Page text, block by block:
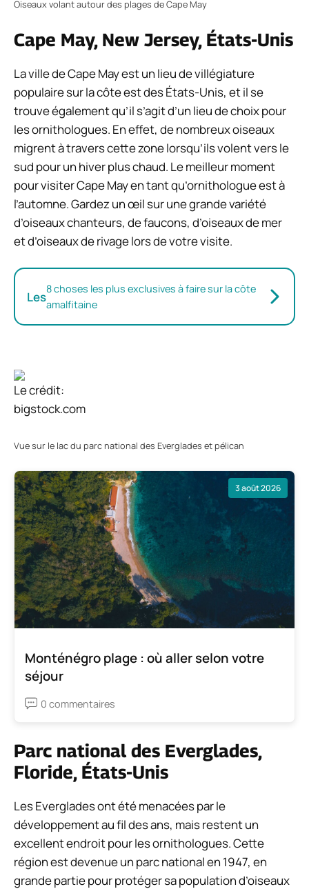
Oiseaux volant autour des plages de Cape May
Cape May, New Jersey, États-Unis
La ville de Cape May est un lieu de villégiature
populaire sur la côte est des États-Unis, et il se
trouve également qu’il s’agit d’un lieu de choix pour
les ornithologues. En effet, de nombreux oiseaux
migrent à travers cette zone lorsqu’ils volent vers le
sud pour un hiver plus chaud. Le meilleur moment
pour visiter Cape May en tant qu’ornithologue est à
l’automne. Gardez un œil sur une grande variété
d’oiseaux chanteurs, de faucons, d’oiseaux de mer
et d’oiseaux de rivage lors de votre visite.
Les8 choses les plus exclusives à faire sur la côte
amalfitaine
Le crédit:
bigstock.com
Vue sur le lac du parc national des Everglades et pélican
3 août 2026
Monténégro plage : où aller selon votre
séjour
0 commentaires
Parc national des Everglades,
Floride, États-Unis
Les Everglades ont été menacées par le
développement au fil des ans, mais restent un
excellent endroit pour les ornithologues. Cette
région est devenue un parc national en 1947, en
grande partie pour protéger sa population d’oiseaux